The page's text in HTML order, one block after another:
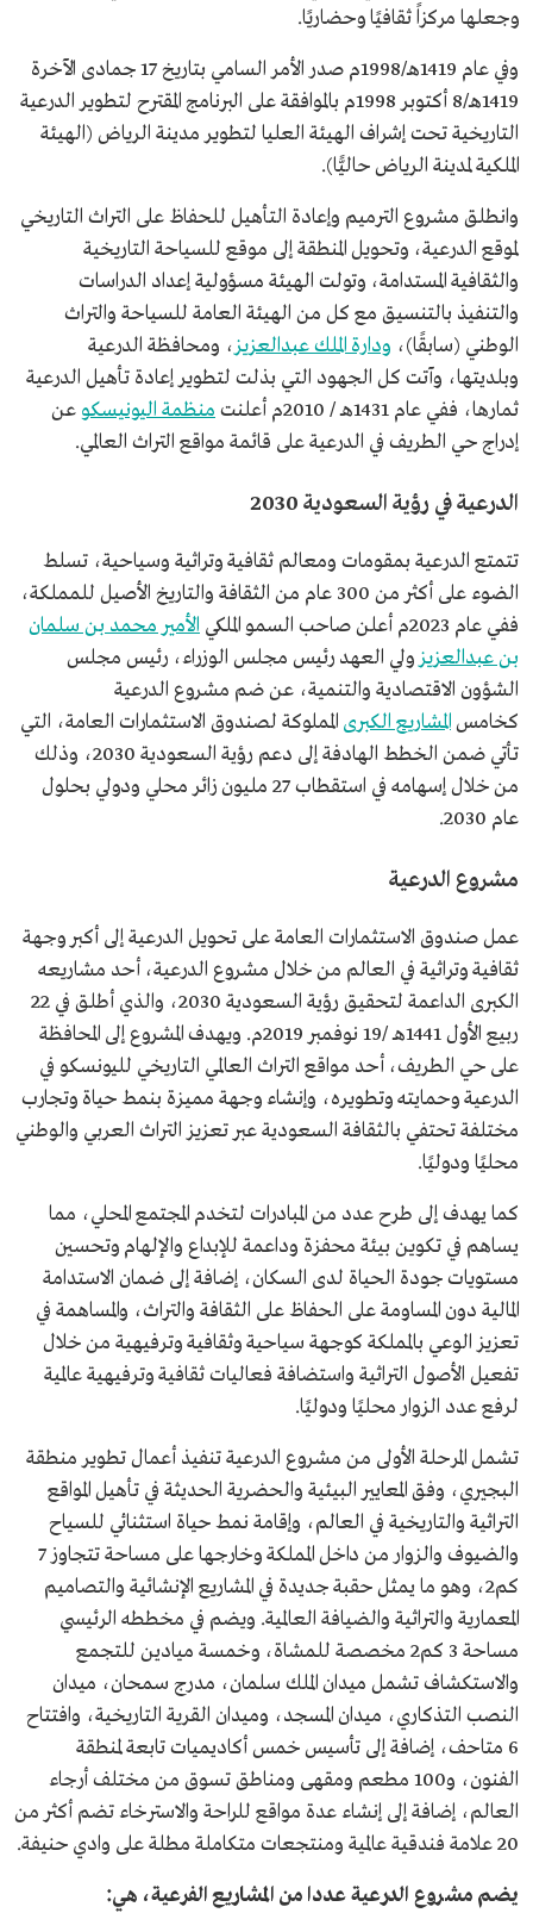
وجعلها مركزاً ثقافيًا وحضاريًا.
وفي عام 1419هـ/1998م صدر الأمر السامي بتاريخ 17 جمادى الآخرة
1419هـ/8 أكتوبر 1998م بالموافقة على البرنامج المقترح لتطوير الدرعية
التاريخية تحت إشراف الهيئة العليا لتطوير مدينة الرياض (الهيئة
الملكية لمدينة الرياض حاليًّا).
وانطلق مشروع الترميم وإعادة التأهيل للحفاظ على التراث التاريخي
لموقع الدرعية، وتحويل المنطقة إلى موقع للسياحة التاريخية
والثقافية المستدامة، وتولت الهيئة مسؤولية إعداد الدراسات
والتنفيذ بالتنسيق مع كل من الهيئة العامة للسياحة والتراث
الوطني (سابقًا)، ودارة الملك عبدالعزيز، ومحافظة الدرعية
وبلديتها، وآتت كل الجهود التي بذلت لتطوير إعادة تأهيل الدرعية
ثمارها، ففي عام 1431هـ / 2010م أعلنت
منظمة اليونيسكو عن
إدراج حي الطريف في الدرعية على قائمة مواقع التراث العالمي.
الدرعية في رؤية السعودية 2030
تتمتع الدرعية بمقومات ومعالم ثقافية وتراثية وسياحية، تسلط
الضوء على أكثر من 300 عام من الثقافة والتاريخ الأصيل للمملكة،
ففي عام 2023م أعلن صاحب السمو الملكي
الأمير محمد بن سلمان
بن عبدالعزيز ولي العهد رئيس مجلس الوزراء، رئيس مجلس
الشؤون الاقتصادية والتنمية، عن ضم مشروع الدرعية
كخامسالمشاريع الكبرى المملوكة لصندوق الاستثمارات العامة، التي
تأتي ضمن الخطط الهادفة إلى دعم رؤية السعودية 2030، وذلك
من خلال إسهامه في استقطاب 27 مليون زائر محلي ودولي بحلول
عام 2030.
مشروع الدرعية
عمل صندوق الاستثمارات العامة على تحويل الدرعية إلى أكبر وجهة
ثقافية وتراثية في العالم من خلال مشروع الدرعية، أحد مشاريعه
الكبرى الداعمة لتحقيق رؤية السعودية 2030، والذي أطلق في 22
ربيع الأول 1441هـ /19 نوفمبر 2019م. ويهدف المشروع إلى المحافظة
على حي الطريف، أحد مواقع التراث العالمي التاريخي لليونسكو في
الدرعية وحمايته وتطويره، وإنشاء وجهة مميزة بنمط حياة وتجارب
مختلفة تحتفي بالثقافة السعودية عبر تعزيز التراث العربي والوطني
محليًا ودوليًا.
كما يهدف إلى طرح عدد من المبادرات لتخدم المجتمع المحلي، مما
يساهم في تكوين بيئة محفزة وداعمة للإبداع والإلهام وتحسين
مستويات جودة الحياة لدى السكان، إضافة إلى ضمان الاستدامة
المالية دون المساومة على الحفاظ على الثقافة والتراث، والمساهمة في
تعزيز الوعي بالمملكة كوجهة سياحية وثقافية وترفيهية من خلال
تفعيل الأصول التراثية واستضافة فعاليات ثقافية وترفيهية عالمية
لرفع عدد الزوار محليًا ودوليًا.
تشمل المرحلة الأولى من مشروع الدرعية تنفيذ أعمال تطوير منطقة
البجيري، وفق المعايير البيئية والحضرية الحديثة في تأهيل المواقع
التراثية والتاريخية في العالم، وإقامة نمط حياة استثنائي للسياح
والضيوف والزوار من داخل المملكة وخارجها على مساحة تتجاوز 7
كم2، وهو ما يمثل حقبة جديدة في المشاريع الإنشائية والتصاميم
المعمارية والتراثية والضيافة العالمية. ويضم في مخططه الرئيسي
مساحة 3 كم2 مخصصة للمشاة، وخمسة ميادين للتجمع
والاستكشاف تشمل ميدان الملك سلمان، مدرج سمحان، ميدان
النصب التذكاري، ميدان المسجد، وميدان القرية التاريخية، وافتتاح
6 متاحف، إضافة إلى تأسيس خمس أكاديميات تابعة لمنطقة
الفنون، و100 مطعم ومقهى ومناطق تسوق من مختلف أرجاء
العالم، إضافة إلى إنشاء عدة مواقع للراحة والاسترخاء تضم أكثر من
20 علامة فندقية عالمية ومنتجعات متكاملة مطلة على وادي حنيفة.
يضم مشروع الدرعية عددا من المشاريع الفرعية، هي: